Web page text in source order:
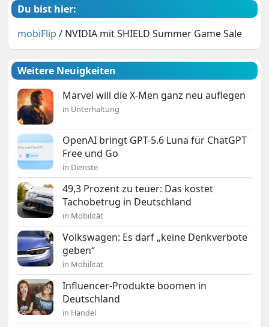
Du bist hier:
mobiFlip / NVIDIA mit SHIELD Summer Game Sale
Weitere Neuigkeiten
Marvel will die X-Men ganz neu auflegen
in Unterhaltung
OpenAI bringt GPT-5.6 Luna für ChatGPT
Free und Go
in Dienste
49,3 Prozent zu teuer: Das kostet
Tachobetrug in Deutschland
in Mobilität
Volkswagen: Es darf „keine Denkverbote
geben“
in Mobilität
Influencer-Produkte boomen in
Deutschland
in Handel